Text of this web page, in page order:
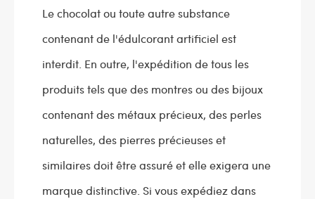
Le chocolat ou toute autre substance
contenant de l'édulcorant artificiel est
interdit. En outre, l'expédition de tous les
produits tels que des montres ou des bijoux
contenant des métaux précieux, des perles
naturelles, des pierres précieuses et
similaires doit être assuré et elle exigera une
marque distinctive. Si vous expédiez dans